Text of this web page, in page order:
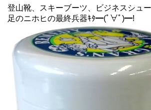
登山靴、スキーブーツ、ビジネスシュ
足のニホヒの最終兵器ｷﾀ━(ﾟ∀ﾟ)━!